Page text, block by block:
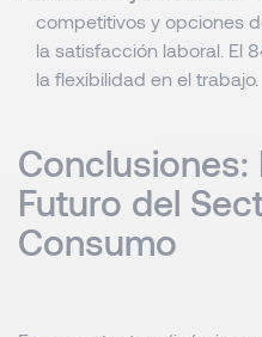
competitivos y opciones
la satisfacción laboral. El
la flexibilidad en el trabajo.
Conclusiones:
Futuro del
Consumo